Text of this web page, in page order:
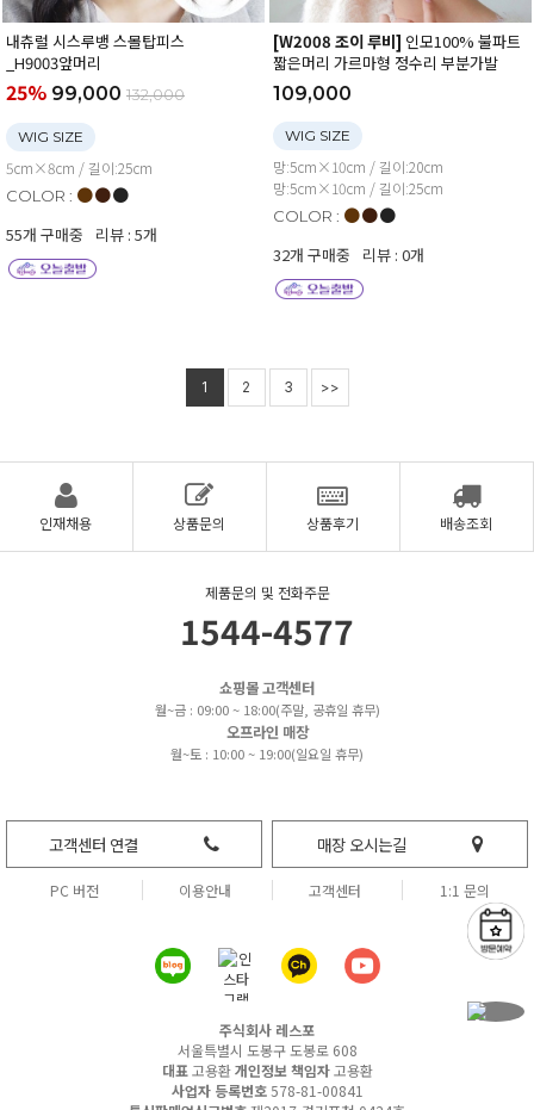
내츄럴 시스루뱅 스몰탑피스
_H9003앞머리
25% 99,000 132,000
WIG SIZE
5cm×8cm / 길이:25cm
COLOR : ● ● ●
55개 구매중 리뷰 : 5개
[W2008 조이 루비] 인모100% 불파트
짧은머리 가르마형 정수리 부분가발
109,000
WIG SIZE
망:5cm×10cm / 길이:20cm
망:5cm×10cm / 길이:25cm
COLOR : ● ● ●
32개 구매중 리뷰 : 0개
1 2 3 >>
인재채용 상품문의 상품후기 배송조회
제품문의 및 전화주문
1544-4577
쇼핑몰 고객센터
월~금 : 09:00 ~ 18:00(주말, 공휴일 휴무)
오프라인 매장
월~토 : 10:00 ~ 19:00(일요일 휴무)
고객센터 연결 매장 오시는길
PC 버전 이용안내 고객센터 1:1 문의
주식회사 레스포
서울특별시 도봉구 도봉로 608
대표고용환개인정보 책임자고용환
사업자 등록번호578-81-00841